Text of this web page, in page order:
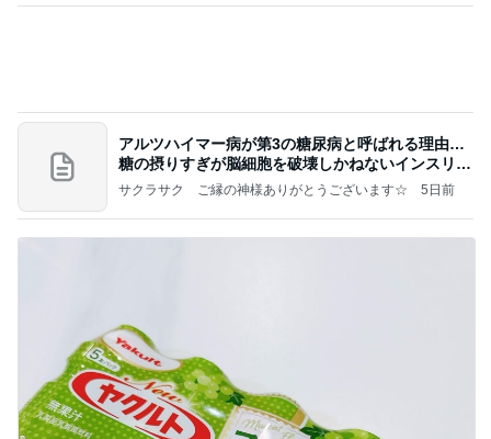
アルツハイマー病が第3の糖尿病と呼ばれる理由…
糖の摂りすぎが脳細胞を破壊しかねないインスリン
の恐
サクラサク ご縁の神様ありがとうございます☆ 5日前